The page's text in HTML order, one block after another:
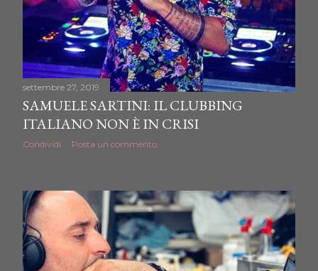
settembre 27, 2019
SAMUELE SARTINI: IL CLUBBING
ITALIANO NON È IN CRISI
Condividi Posta un commento